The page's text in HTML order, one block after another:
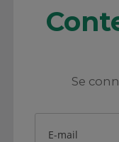
Se
E-mail